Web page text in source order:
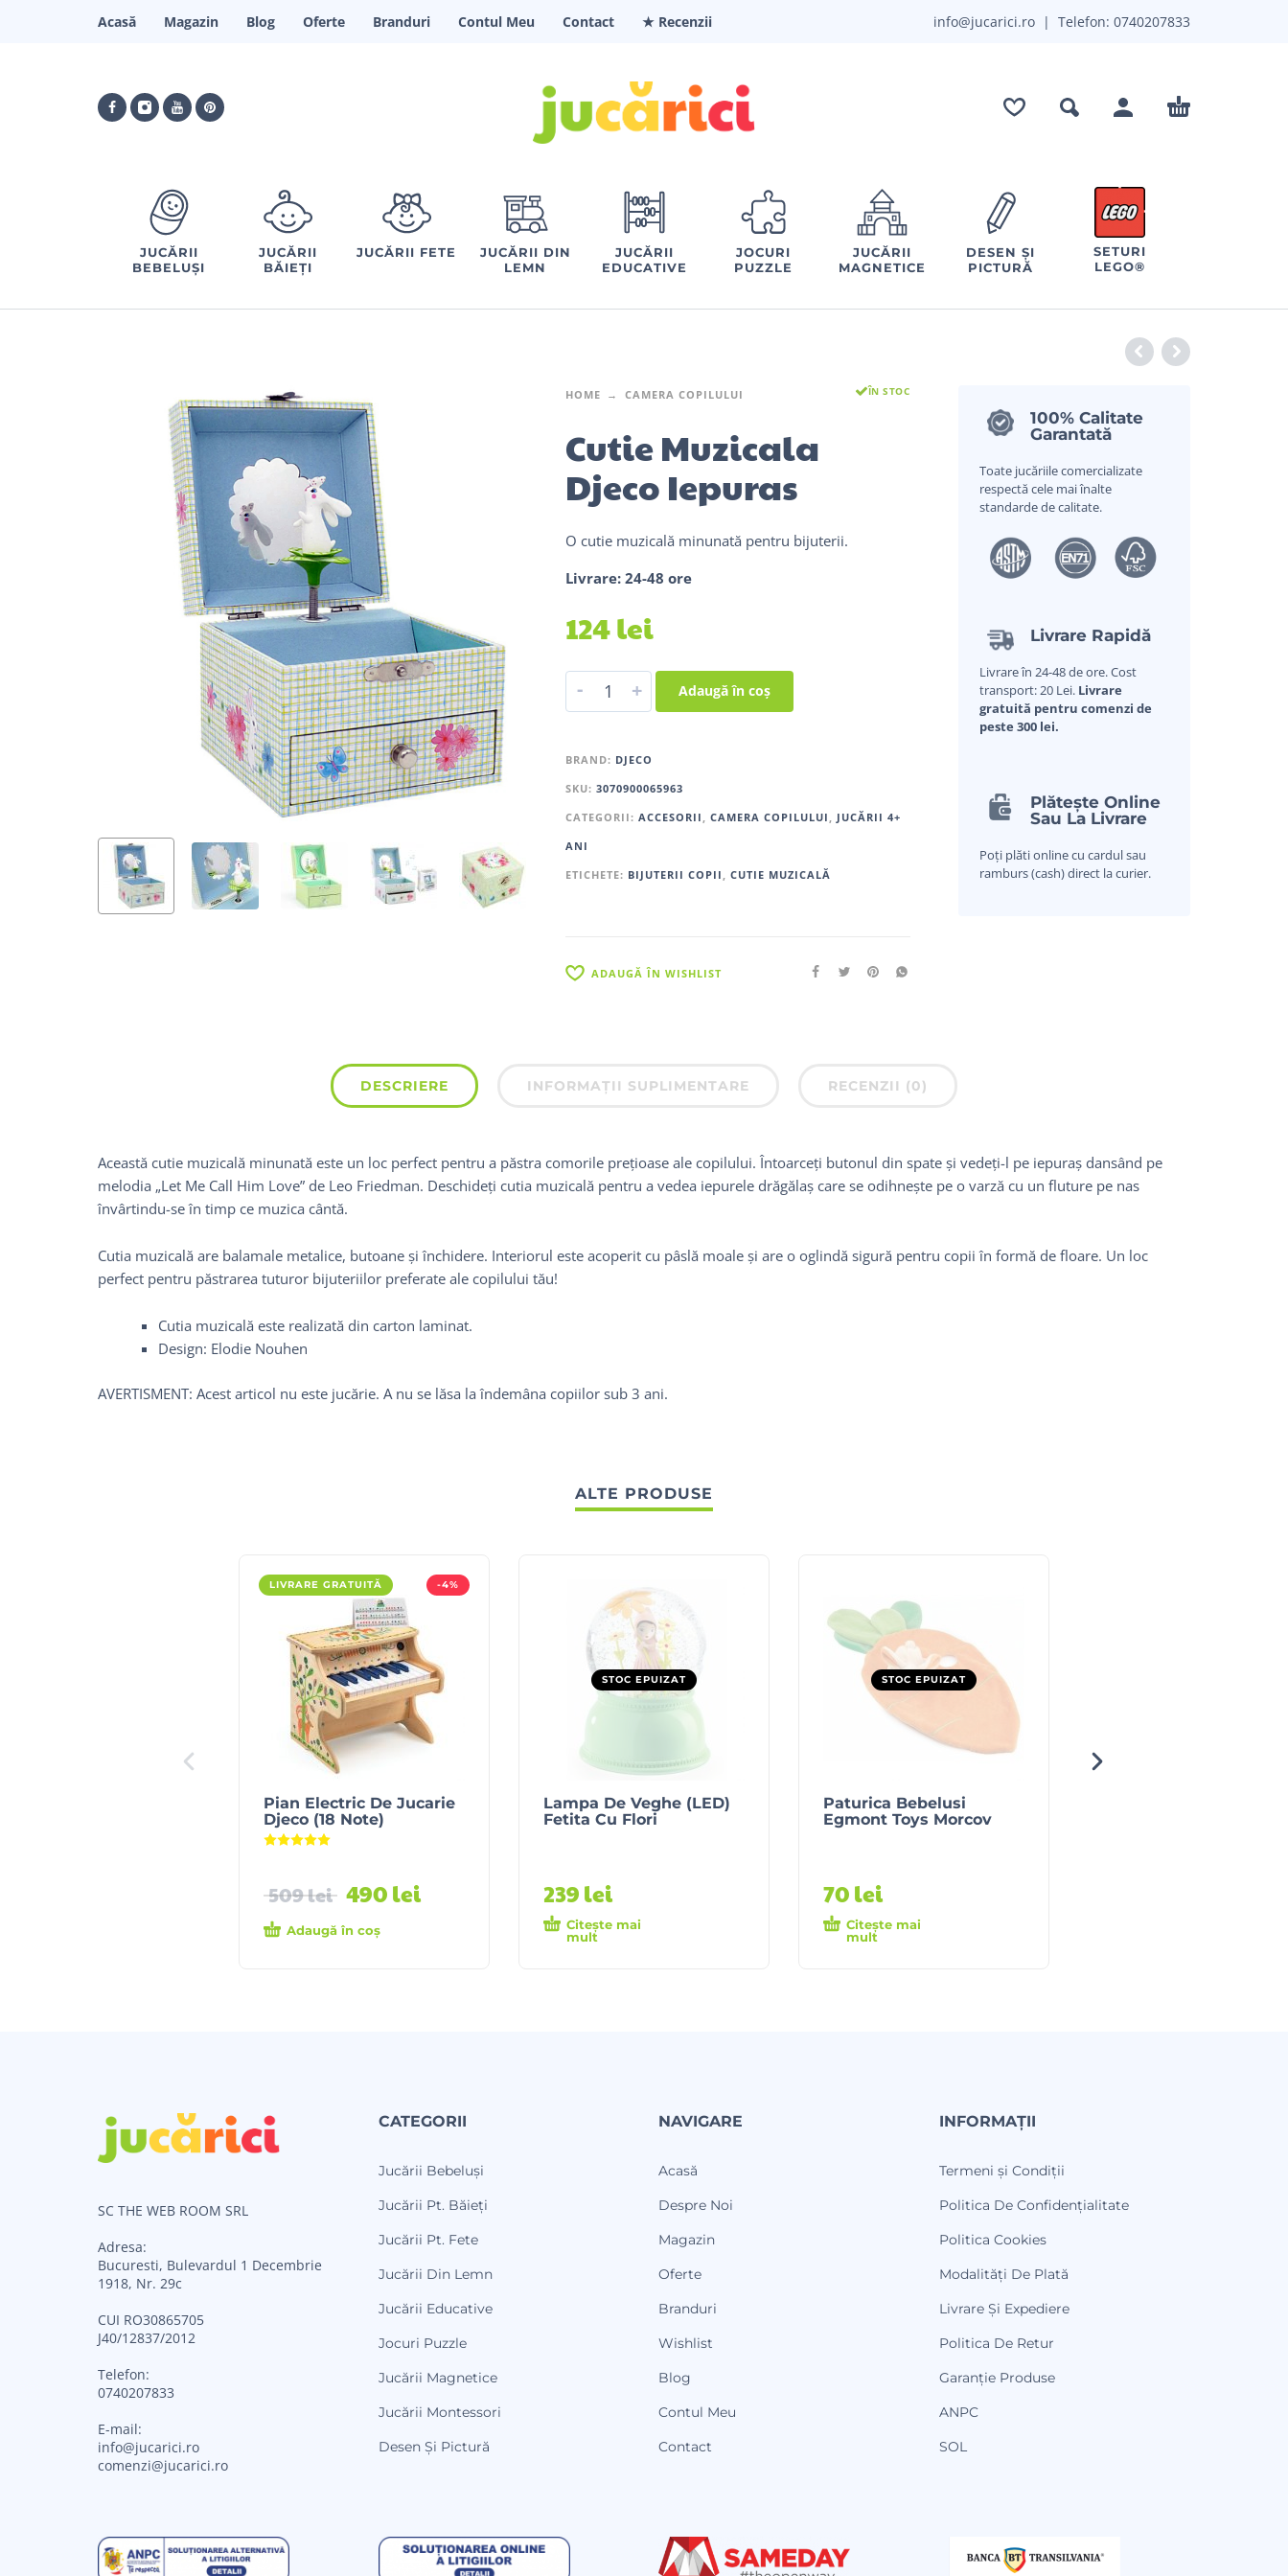
Acasă Magazin Blog Oferte Branduri Contul Meu Contact ★ Recenzii info@jucarici.ro | Telefon: 0740207833
JUCĂRII
BEBELUȘI
JUCĂRII
BĂIEȚI
JUCĂRII FETE
JUCĂRII DIN
LEMN
JUCĂRII
EDUCATIVE
JOCURI
PUZZLE
JUCĂRII
MAGNETICE
DESEN ȘI
PICTURĂ
SETURI
LEGO®
HOME CAMERA COPILULUI ÎN STOC
Cutie Muzicala
Djeco Iepuras
O cutie muzicală minunată pentru bijuterii.
Livrare: 24-48 ore
124lei
- + Adaugă în coș
BRAND: DJECO
SKU: 3070900065963
CATEGORII: ACCESORII , CAMERA COPILULUI , JUCĂRII 4+
ANI
ETICHETE: BIJUTERII COPII , CUTIE MUZICALĂ
ADAUGĂ ÎN WISHLIST
100% Calitate
Garantată
Toate jucăriile comercializate
respectă cele mai înalte
standarde de calitate.
Livrare Rapidă
Livrare în 24-48 de ore. Cost
transport: 20 Lei. Livrare
gratuită pentru comenzi de
peste 300 lei.
Plătește Online
Sau La Livrare
Poți plăti online cu cardul sau
ramburs (cash) direct la curier.
DESCRIERE INFORMAȚII SUPLIMENTARE RECENZII (0)
Această cutie muzicală minunată este un loc perfect pentru a păstra comorile prețioase ale copilului. Întoarceți butonul din spate și vedeți-l pe iepuraș dansând pe
melodia „Let Me Call Him Love” de Leo Friedman. Deschideți cutia muzicală pentru a vedea iepurele drăgălaș care se odihnește pe o varză cu un fluture pe nas
învârtindu-se în timp ce muzica cântă.
Cutia muzicală are balamale metalice, butoane și închidere. Interiorul este acoperit cu pâslă moale și are o oglindă sigură pentru copii în formă de floare. Un loc
perfect pentru păstrarea tuturor bijuteriilor preferate ale copilului tău!
Cutia muzicală este realizată din carton laminat.
Design: Elodie Nouhen
AVERTISMENT: Acest articol nu este jucărie. A nu se lăsa la îndemâna copiilor sub 3 ani.
ALTE PRODUSE
-4%
LIVRARE GRATUITĂ
Pian Electric De Jucarie
Djeco (18 Note)
509lei 490lei
Adaugă în coș
STOC EPUIZAT
Lampa De Veghe (LED)
Fetita Cu Flori
239lei
Citește mai
mult
STOC EPUIZAT
Paturica Bebelusi
Egmont Toys Morcov
70lei
Citește mai
mult
SC THE WEB ROOM SRL
Adresa:
Bucuresti, Bulevardul 1 Decembrie
1918, Nr. 29c
CUI RO30865705
J40/12837/2012
Telefon:
0740207833
E-mail:
info@jucarici.ro
comenzi@jucarici.ro
CATEGORII
Jucării Bebeluși
Jucării Pt. Băieți
Jucării Pt. Fete
Jucării Din Lemn
Jucării Educative
Jocuri Puzzle
Jucării Magnetice
Jucării Montessori
Desen Și Pictură
NAVIGARE
Acasă
Despre Noi
Magazin
Oferte
Branduri
Wishlist
Blog
Contul Meu
Contact
INFORMAȚII
Termeni și Condiții
Politica De Confidențialitate
Politica Cookies
Modalități De Plată
Livrare Și Expediere
Politica De Retur
Garanție Produse
ANPC
SOL